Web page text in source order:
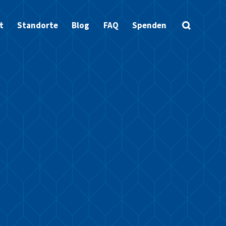
Standorte Blog FAQ Spenden